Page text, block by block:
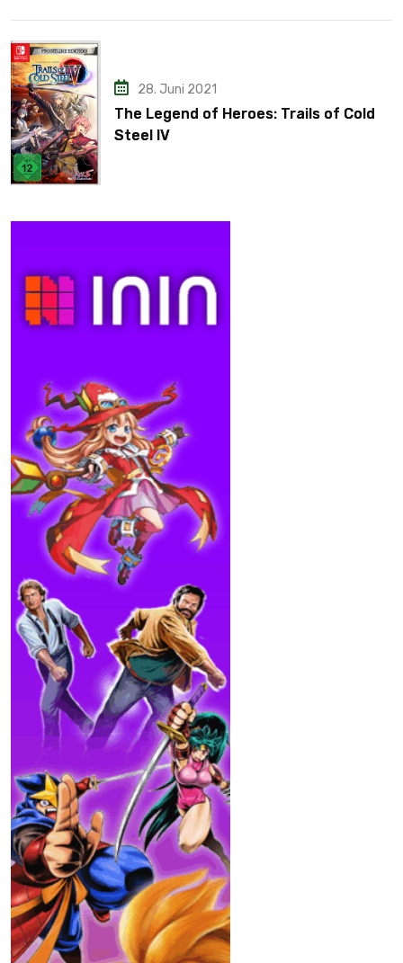
28. Juni 2021
The Legend of Heroes: Trails of Cold
Steel IV